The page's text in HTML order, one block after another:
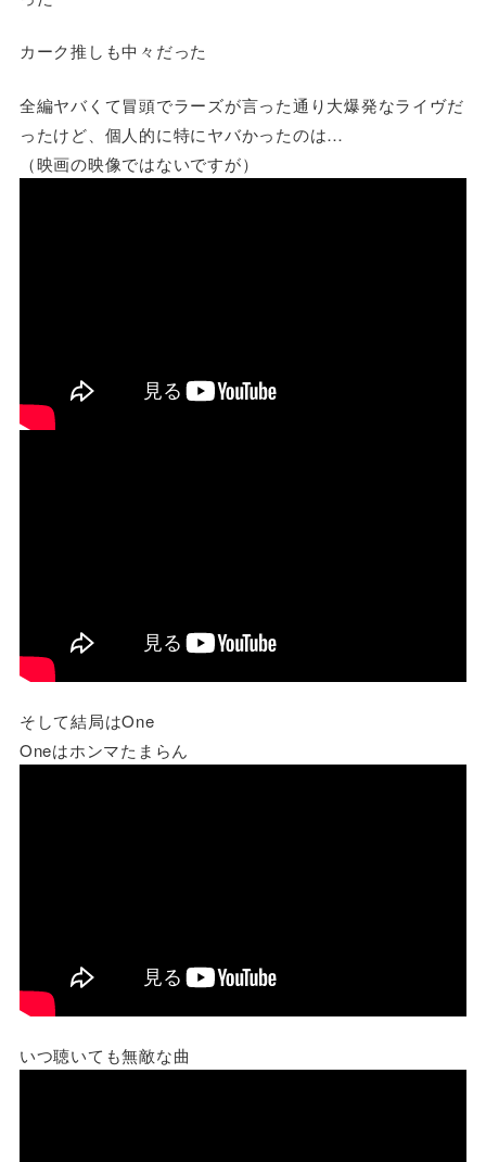
カーク推しも中々だった
全編ヤバくて冒頭でラーズが言った通り大爆発なライヴだ
ったけど、個人的に特にヤバかったのは…
（映画の映像ではないですが）
そして結局はOne
Oneはホンマたまらん
いつ聴いても無敵な曲